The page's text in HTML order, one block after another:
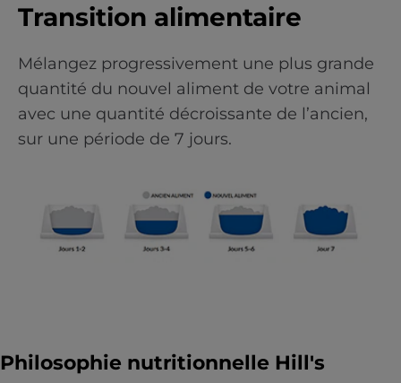
Transition alimentaire
Mélangez progressivement une plus grande
quantité du nouvel aliment de votre animal
avec une quantité décroissante de l’ancien,
sur une période de 7 jours.
Philosophie nutritionnelle Hill's